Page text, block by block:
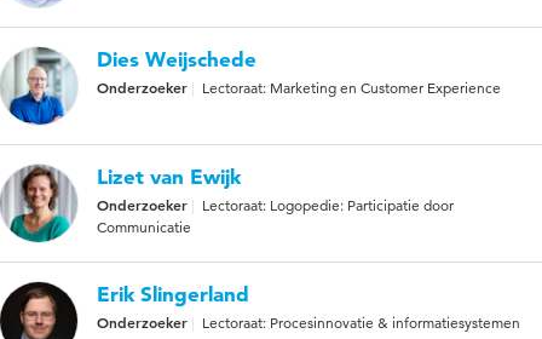
Dies Weijschede
Onderzoeker Lectoraat: Marketing en Customer Experience
Lizet van Ewijk
Onderzoeker
Lectoraat: Logopedie: Participatie door
Communicatie
Erik Slingerland
Onderzoeker Lectoraat: Procesinnovatie & informatiesystemen